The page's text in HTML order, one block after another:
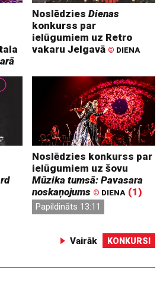
NoslēdziesDienas
konkurss par
ielūgumiem uz Retro
vakaru Jelgavā © DIENA
Noslēdzies konkurss par
ielūgumiem uz šovu
Mūzika tumsā: Pavasara
noskaņojums © DIENA (1)
Papildināts 13:11
Vairāk KONKURSI